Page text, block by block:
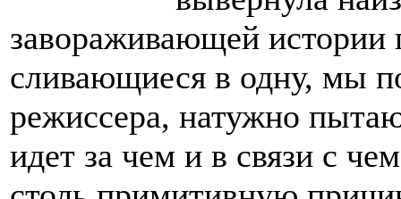
завораживающей истории
сливающиеся в одну, мы
режиссера, натужно
идет за чем и в связи с